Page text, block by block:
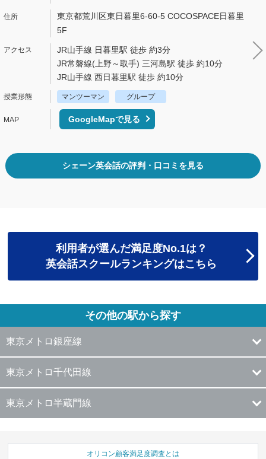
東京都荒川区東日暮里6-60-5 COCOSPACE日暮里
5F
JR山手線 日暮里駅 徒歩 約3分
JR常磐線(上野～取手) 三河島駅 徒歩 約10分
JR山手線 西日暮里駅 徒歩 約10分
マンツーマン グループ
GoogleMapで見る
シェーン英会話の評判・口コミを見る
利用者が選んだ満足度No.1は？
英会話スクールランキングはこちら
その他の駅から探す
東京メトロ銀座線
東京メトロ千代田線
東京メトロ半蔵門線
オリコン顧客満足度調査とは